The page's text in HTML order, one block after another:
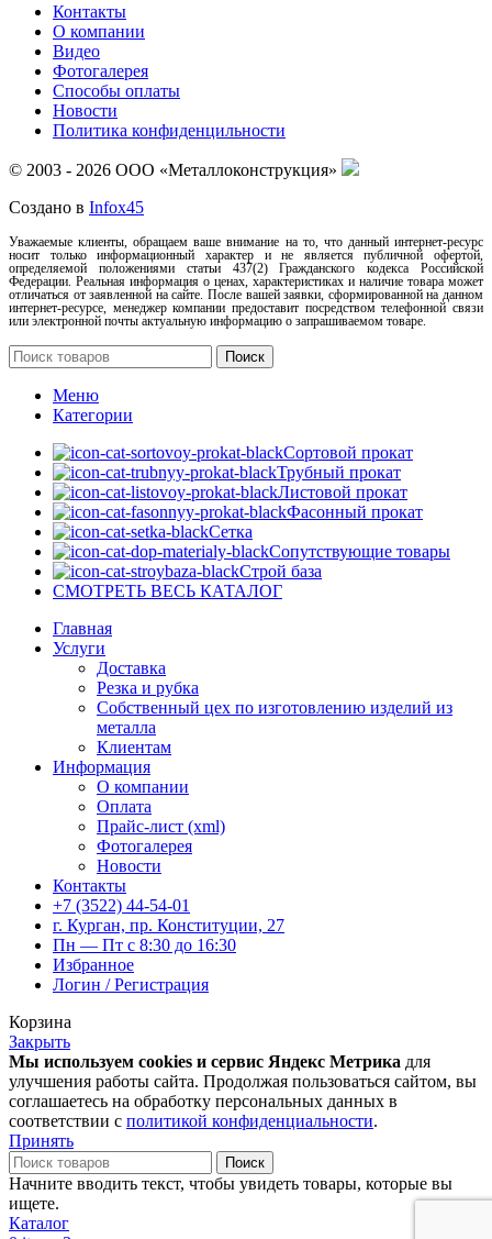
Контакты
О компании
Видео
Фотогалерея
Способы оплаты
Новости
Политика конфиденцильности
© 2003 - 2026 ООО «Металлоконструкция»
Создано в Infox45
Уважаемые клиенты, обращаем ваше внимание на то, что данный интернет-ресурс
носит только информационный характер и не является публичной офертой,
определяемой положениями статьи 437(2) Гражданского кодекса Российской
Федерации. Реальная информация о ценах, характеристиках и наличие товара может
отличаться от заявленной на сайте. После вашей заявки, сформированной на данном
интернет-ресурсе, менеджер компании предоставит посредством телефонной связи
или электронной почты актуальную информацию о запрашиваемом товаре.
Поиск
Меню
Категории
Сортовой прокат
Трубный прокат
Листовой прокат
Фасонный прокат
Сетка
Сопутствующие товары
Строй база
СМОТРЕТЬ ВЕСЬ КАТАЛОГ
Главная
Услуги
Доставка
Резка и рубка
Собственный цех по изготовлению изделий из
металла
Клиентам
Информация
О компании
Оплата
Прайс-лист (xml)
Фотогалерея
Новости
Контакты
+7 (3522) 44-54-01
г. Курган, пр. Конституции, 27
Пн — Пт с 8:30 до 16:30
Избранное
Логин / Регистрация
Корзина
Закрыть
Мы используем cookies и сервис Яндекс Метрика для
улучшения работы сайта. Продолжая пользоваться сайтом, вы
соглашаетесь на обработку персональных данных в
соответствии с политикой конфиденциальности.
Принять
Поиск
Начните вводить текст, чтобы увидеть товары, которые вы
ищете.
Каталог